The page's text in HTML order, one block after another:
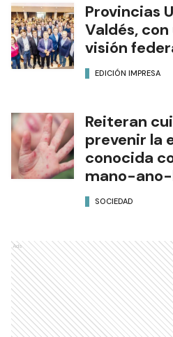
Provincias
Valdés,
visión
EDICIÓN IMPRESA
Reiteran
prevenir la
conocida
mano-
SOCIEDAD
Ads